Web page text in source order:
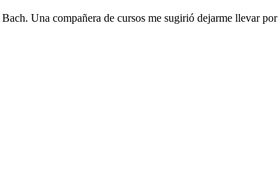
Una compañera de cursos me sugirió dejarme llevar